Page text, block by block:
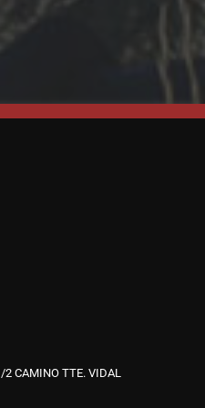
2 CAMINO TTE. VIDAL